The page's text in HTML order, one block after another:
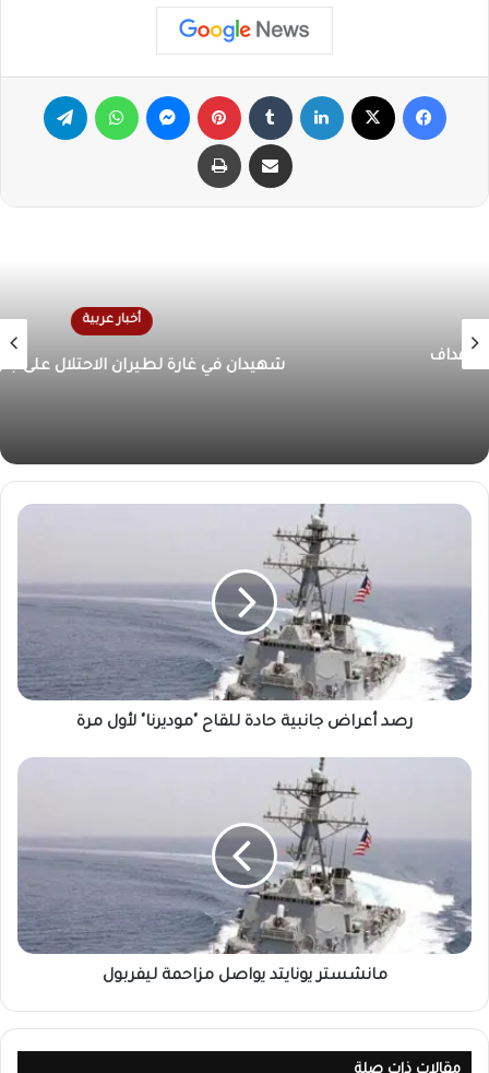
شهيدان في غارة لطيران الاحتلال على جنوب لبنان
رصد أعراض جانبية حادة للقاح "موديرنا" لأول مرة
مانشستر يونايتد يواصل مزاحمة ليفربول